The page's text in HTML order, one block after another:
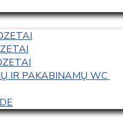
IR PAKABINAMŲ WC